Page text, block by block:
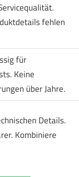
fehlen
für
Keine
über Jahre.
Details.
Kombiniere